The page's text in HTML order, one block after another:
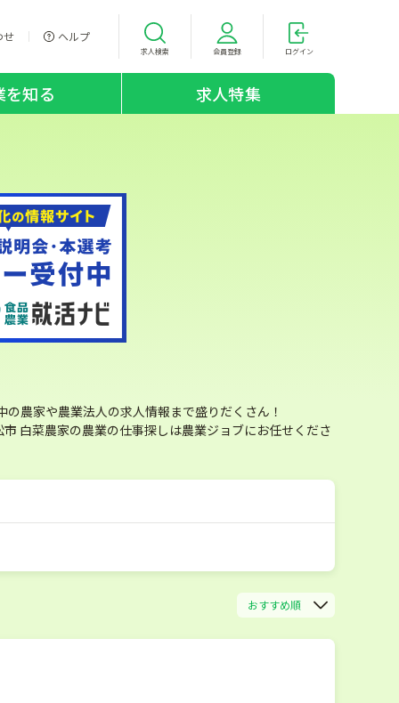
せ ヘルプ
求人検索 会員登録 ログイン
を知る 求人特集
農家や農業法人の求人情報まで盛りだくさん！
白菜農家の農業の仕事探しは農業ジョブにお任せくださ
おすすめ順